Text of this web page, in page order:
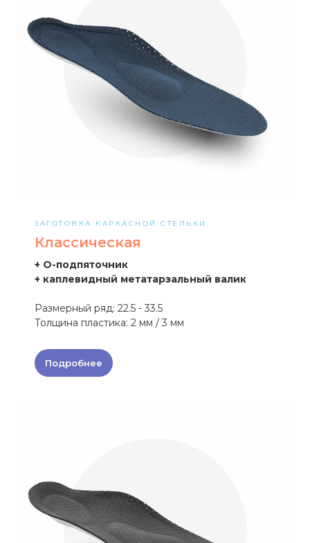
ЗАГОТОВКА КАРКАСНОЙ СТЕЛЬКИ
Классическая
+ О-подпяточник
+ каплевидный метатарзальный валик
Размерный ряд: 22.5 - 33.5
Толщина пластика: 2 мм / 3 мм
Подробнее